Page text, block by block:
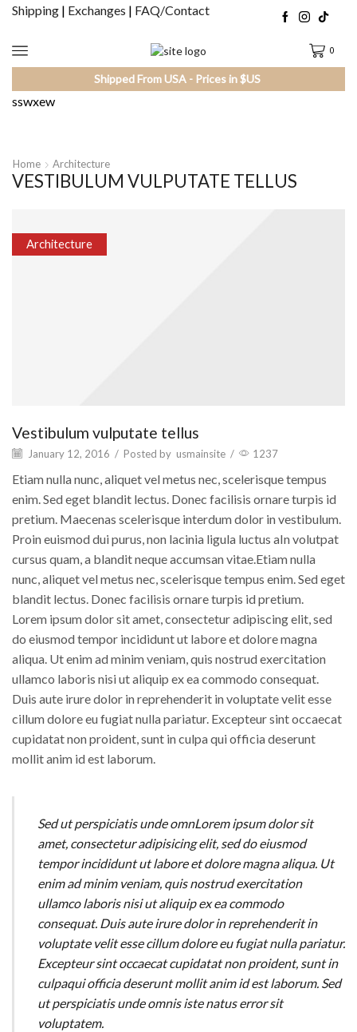
Shipping | Exchanges | FAQ/Contact
0
Shipped From USA - Prices in $US
sswxew
Home Architecture
VESTIBULUM VULPUTATE TELLUS
Architecture
Vestibulum vulputate tellus
January 12, 2016 / Posted by usmainsite / 1237
Etiam nulla nunc, aliquet vel metus nec, scelerisque tempus
enim. Sed eget blandit lectus. Donec facilisis ornare turpis id
pretium. Maecenas scelerisque interdum dolor in vestibulum.
Proin euismod dui purus, non lacinia ligula luctus aIn volutpat
cursus quam, a blandit neque accumsan vitae.Etiam nulla
nunc, aliquet vel metus nec, scelerisque tempus enim. Sed eget
blandit lectus. Donec facilisis ornare turpis id pretium.
Lorem ipsum dolor sit amet, consectetur adipiscing elit, sed
do eiusmod tempor incididunt ut labore et dolore magna
aliqua. Ut enim ad minim veniam, quis nostrud exercitation
ullamco laboris nisi ut aliquip ex ea commodo consequat.
Duis aute irure dolor in reprehenderit in voluptate velit esse
cillum dolore eu fugiat nulla pariatur. Excepteur sint occaecat
cupidatat non proident, sunt in culpa qui officia deserunt
mollit anim id est laborum.
Sed ut perspiciatis unde omnLorem ipsum dolor sit
amet, consectetur adipisicing elit, sed do eiusmod
tempor incididunt ut labore et dolore magna aliqua. Ut
enim ad minim veniam, quis nostrud exercitation
ullamco laboris nisi ut aliquip ex ea commodo
consequat. Duis aute irure dolor in reprehenderit in
voluptate velit esse cillum dolore eu fugiat nulla pariatur.
Excepteur sint occaecat cupidatat non proident, sunt in
culpaqui officia deserunt mollit anim id est laborum. Sed
ut perspiciatis unde omnis iste natus error sit
voluptatem.